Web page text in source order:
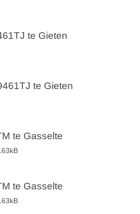
te Gieten
te Gieten
te Gasselte
te Gasselte